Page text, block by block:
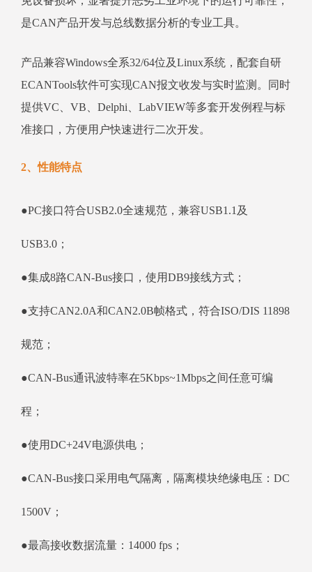
是CAN产品开发与总线数据分析的专业工具。
产品兼容Windows全系32/64位及Linux系统，配套自研
ECANTools软件可实现CAN报文收发与实时监测。同时
提供VC、VB、Delphi、LabVIEW等多套开发例程与标
准接口，方便用户快速进行二次开发。
2、性能特点
●PC接口符合USB2.0全速规范，兼容USB1.1及
USB3.0；
●集成8路CAN-Bus接口，使用DB9接线方式；
●支持CAN2.0A和CAN2.0B帧格式，符合ISO/DIS 11898
规范；
●CAN-Bus通讯波特率在5Kbps~1Mbps之间任意可编
程；
●使用DC+24V电源供电；
●CAN-Bus接口采用电气隔离，隔离模块绝缘电压：DC
1500V；
●最高接收数据流量：14000 fps；